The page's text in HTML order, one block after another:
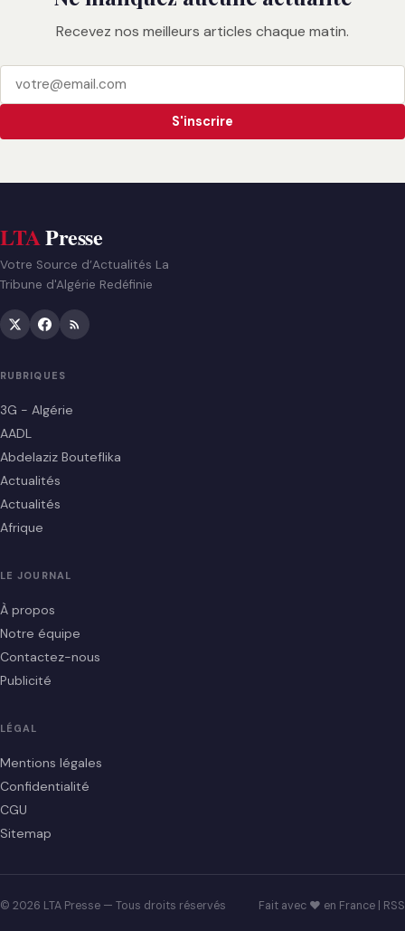
Recevez nos meilleurs articles chaque matin.
S'inscrire
LTAPresse
Votre Source d’Actualités La
Tribune d'Algérie Redéfinie
RUBRIQUES
3G - Algérie
AADL
Abdelaziz Bouteflika
Actualités
Actualités
Afrique
LE JOURNAL
À propos
Notre équipe
Contactez-nous
Publicité
LÉGAL
Mentions légales
Confidentialité
CGU
Sitemap
© 2026 LTA Presse — Tous droits réservés Fait avec ♥ en France | RSS